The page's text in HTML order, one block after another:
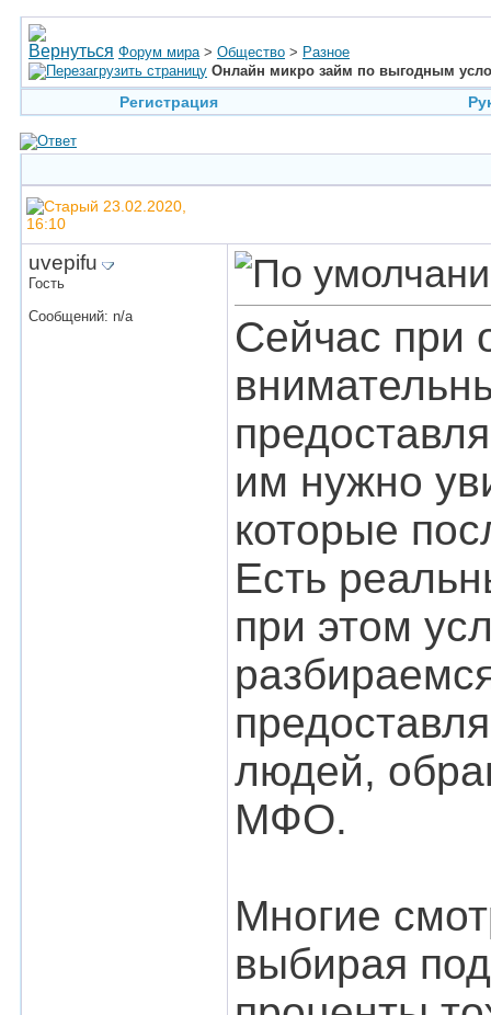
Форум мира > Общество > Разное
Онлайн микро займ по выгодным
Регистрация
23.02.2020,
16:10
uvepifu
Гость
Сообщений: n/a
Сейчас при
им нужно
которые
Есть
при этом
людей,
МФО.
Многие
выбирая